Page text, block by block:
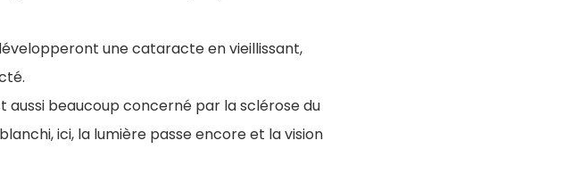
une cataracte en vieillissant,
beaucoup concerné par la sclérose du
ici, la lumière passe encore et la vision